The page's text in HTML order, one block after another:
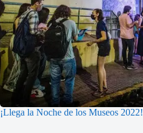
¡Llega la Noche de los Museos 2022!